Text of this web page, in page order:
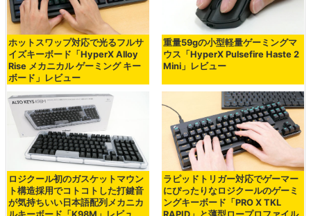
ホットスワップ対応で光るフルサ
イズキーボード「HyperX Alloy
Rise メカニカル ゲーミング キー
ボード」レビュー
重量59gの小型軽量ゲーミングマ
ウス「HyperX Pulsefire Haste 2
Mini」レビュー
ロジクール初のガスケットマウン
ト構造採用でコトコトした打鍵音
が気持ちいい日本語配列メカニカ
ラピッドトリガー対応でゲーマー
にぴったりなロジクールのゲーミ
ングキーボード「PRO X TKL